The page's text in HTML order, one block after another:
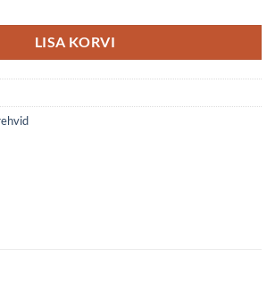
LISA KORVI